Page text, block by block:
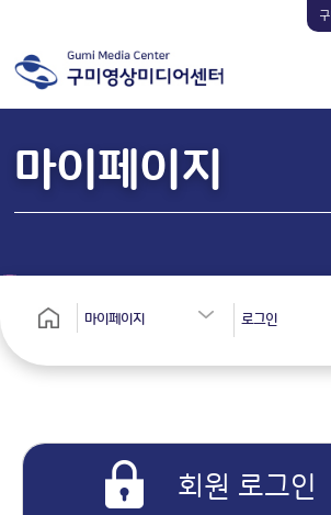
마이페이지
마이페이지 로그인
회원 로그인